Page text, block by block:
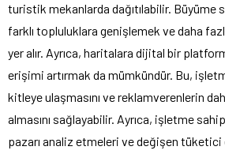
turistik mekanlarda dağıtılabilir. Büyüme
farklı topluluklara genişlemek ve daha
yer alır. Ayrıca, haritalara dijital bir
erişimi artırmak da mümkündür. Bu,
kitleye ulaşmasını ve reklamverenlerin
almasını sağlayabilir. Ayrıca, işletme
pazarı analiz etmeleri ve değişen